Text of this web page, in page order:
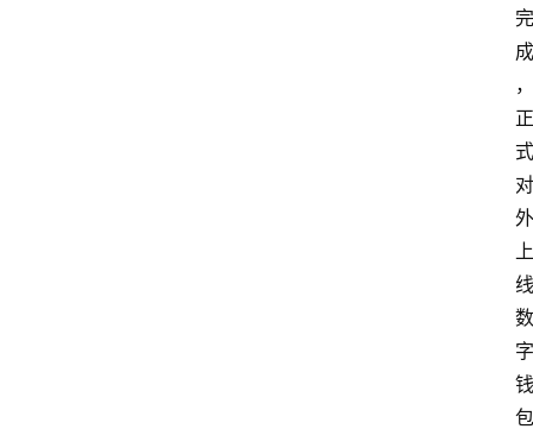
完
成
，
正
式
对
外
上
线
数
字
钱
包